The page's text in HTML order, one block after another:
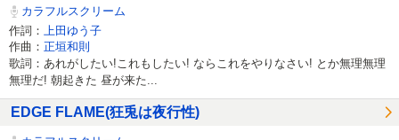
カラフルスクリーム
作詞：
上田ゆう子
作曲： 正垣和則
歌詞：あれがしたい!これもしたい! ならこれをやりなさい! とか無理無理
無理だ! 朝起きた 昼が来た...
EDGE FLAME(狂兎は夜行性)